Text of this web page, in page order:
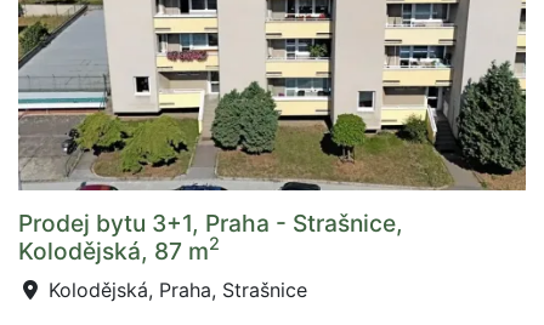
Prodej bytu 3+1, Praha - Strašnice,
Kolodějská, 87 m2
Kolodějská, Praha, Strašnice